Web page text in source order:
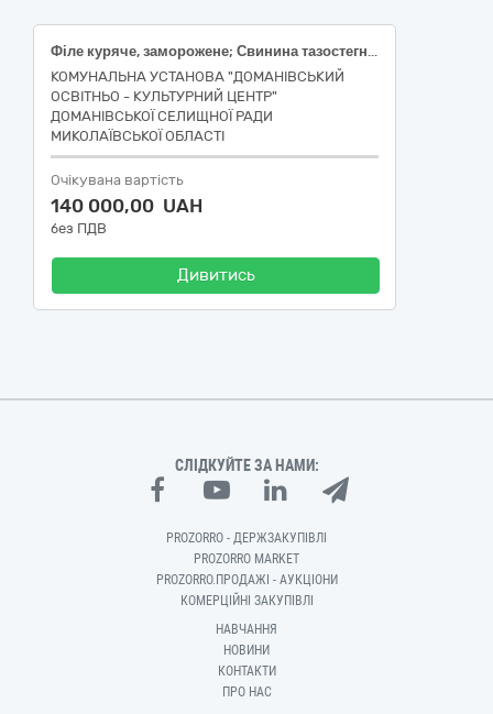
Філе куряче, заморожене; Свинина тазостегнова, без кістки, заморожена
КОМУНАЛЬНА УСТАНОВА "ДОМАНІВСЬКИЙ
ОСВІТНЬО - КУЛЬТУРНИЙ ЦЕНТР"
ДОМАНІВСЬКОЇ СЕЛИЩНОЇ РАДИ
МИКОЛАЇВСЬКОЇ ОБЛАСТІ
Очікувана вартість
140 000,00 UAH
без ПДВ
Дивитись
СЛІДКУЙТЕ ЗА НАМИ:
PROZORRO - ДЕРЖЗАКУПІВЛІ
PROZORRO MARKET
PROZORRO.ПРОДАЖІ - АУКЦІОНИ
КОМЕРЦІЙНІ ЗАКУПІВЛІ
НАВЧАННЯ
НОВИНИ
КОНТАКТИ
ПРО НАС